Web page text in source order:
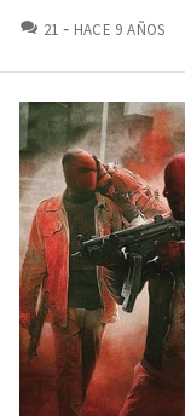
21 COMENTARIOS
HACE 9 AÑOS